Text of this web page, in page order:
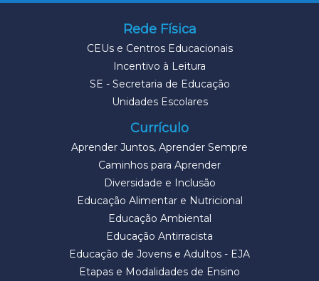
Rede Física
CEUs e Centros Educacionais
Incentivo à Leitura
SE - Secretaria de Educação
Unidades Escolares
Currículo
Aprender Juntos, Aprender Sempre
Caminhos para Aprender
Diversidade e Inclusão
Educação Alimentar e Nutricional
Educação Ambiental
Educação Antirracista
Educação de Jovens e Adultos - EJA
Etapas e Modalidades de Ensino